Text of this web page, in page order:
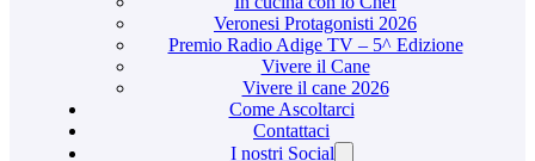
Veronesi Protagonisti 2026
Premio Radio Adige TV – 5^ Edizione
Vivere il Cane
Vivere il cane 2026
Come Ascoltarci
Contattaci
I nostri Social